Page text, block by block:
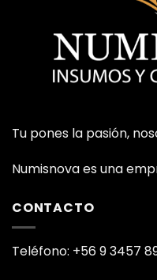
Tu pones la pasión,
Numisnova es una
CONTACTO
Teléfono: +56 9 3457